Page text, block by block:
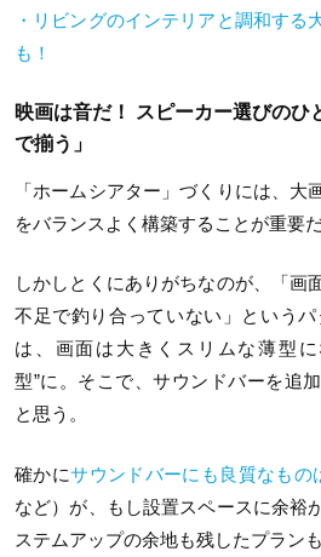
・リビングのインテリアと調和する
も！
映画は音だ！ スピーカー選びのひ
で揃う」
「ホームシアター」づくりには、大
をバランスよく構築することが重要だ
しかしとくにありがちなのが、「画
不足で釣り合っていない」という
は、画面は大きくスリムな薄型
型”に。そこで、サウンドバーを追
と思う。
確かにサウンドバーにも良質なもの
など）が、もし設置スペースに余裕
ステムアップの余地も残したプラン